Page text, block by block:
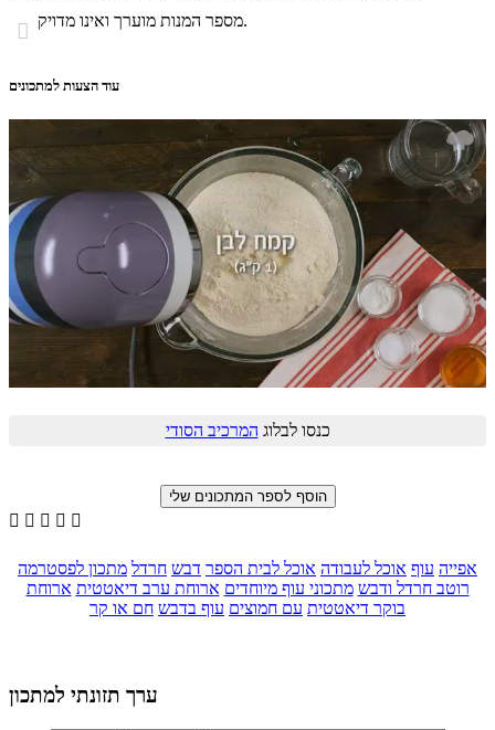
 מספר המנות מוערך ואינו מדויק.
עוד הצעות למתכונים
כנסו לבלוג המרכיב הסודי
    
אפייה עוף אוכל לעבודה אוכל לבית הספר דבש חרדל מתכון לפסטרמה
רוטב חרדל ודבש מתכוני עוף מיוחדים ארוחת ערב דיאטטית ארוחת
בוקר דיאטטית עם חמוצים עוף בדבש חם או קר
ערך תזונתי למתכון